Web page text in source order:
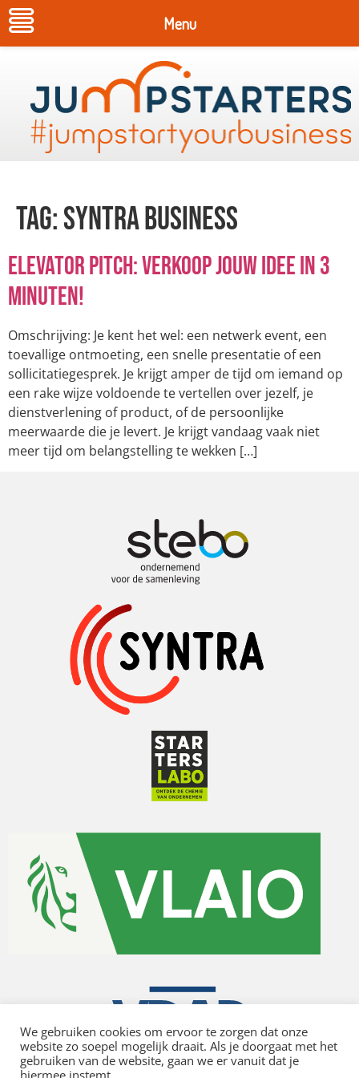
Tag:SYNTRA Business
Elevator Pitch: verkoop jouw idee in 3
minuten!
Omschrijving: Je kent het wel: een netwerk event, een
toevallige ontmoeting, een snelle presentatie of een
sollicitatiegesprek. Je krijgt amper de tijd om iemand op
een rake wijze voldoende te vertellen over jezelf, je
dienstverlening of product, of de persoonlijke
meerwaarde die je levert. Je krijgt vandaag vaak niet
meer tijd om belangstelling te wekken […]
We gebruiken cookies om ervoor te zorgen dat onze
website zo soepel mogelijk draait. Als je doorgaat met het
gebruiken van de website, gaan we er vanuit dat je
hiermee instemt.
Menu